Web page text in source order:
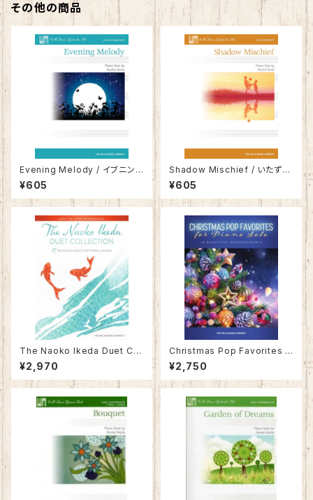
その他の商品
Evening Melody / イブニン
グ・メロディー
¥605
Shadow Mischief / いたずら
影法師
¥605
The Naoko Ikeda Duet Col
lection ／ 池田奈生子「デュエ
ット・コレクション」
¥2,970
Christmas Pop Favorites f
or Piano Solo / クリスマス・
ポップ・フェイバリット
¥2,750